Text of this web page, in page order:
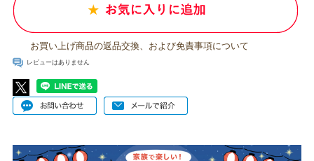
お買い上げ商品の返品交換、および免責事項について
レビューはありません